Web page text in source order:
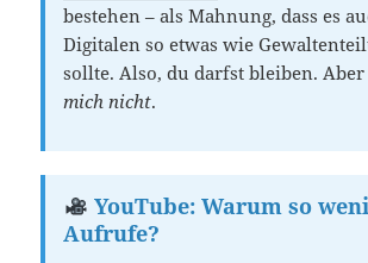
bestehen – als Mahnung, dass es
Digitalen so etwas wie
sollte. Also, du darfst bleiben.
mich nicht.
YouTube: Warum so
Aufrufe?